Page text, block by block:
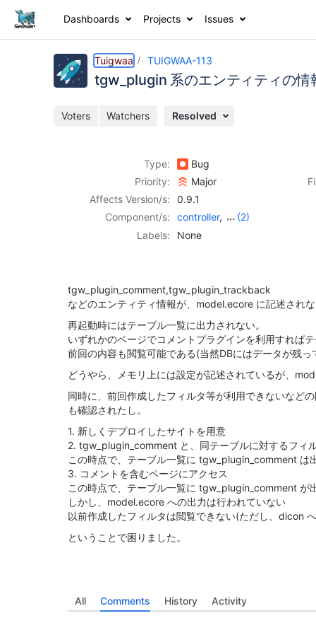
Dashboards Projects Issues
Tuigwaa TUIGWAA-113
tgw_plugin 系のエンティティの
Voters Watchers Resolved
Type:
Bug
Priority:
Major
Affects Version/s:
0.9.1
Component/s:
controller,
(2)
model
Labels: None
tgw_plugin_comment,tgw_plugin_trackback
などのエンティティ情報が、model.ecore に記述され
再起動時にはテーブル一覧に出力されない。
いずれかのページでコメントプラグインを利用すれば
前回の内容も閲覧可能である(当然DBにはデータが残っ
どうやら、メモリ上には設定が記述されているが、
同時に、前回作成したフィルタ等が利用できないなど
も確認されたし。
1. 新しくデプロイしたサイトを用意
2. tgw_plugin_comment と、同テーブルに対するフィ
この時点で、テーブル一覧に tgw_plugin_comment は
3. コメントを含むページにアクセス
この時点で、テーブル一覧に tgw_plugin_comment が
しかし、model.ecore への出力は行われていない
以前作成したフィルタは閲覧できない(ただし、dicon
ということで困りました。
All Comments History Activity